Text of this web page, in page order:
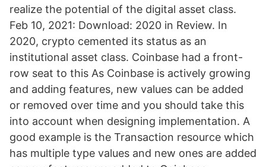
realize the potential of the digital asset class.
Feb 10, 2021: Download: 2020 in Review. In
2020, crypto cemented its status as an
institutional asset class. Coinbase had a front-
row seat to this As Coinbase is actively growing
and adding features, new values can be added
or removed over time and you should take this
into account when designing implementation. A
good example is the Transaction resource which
has multiple type values and new ones are added